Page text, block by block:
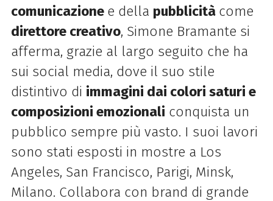
comunicazione e della pubblicità come
direttore creativo, Simone Bramante si
afferma, grazie al largo seguito che ha
sui social media, dove il suo stile
distintivo di immagini dai colori saturi e
composizioni emozionali conquista un
pubblico sempre più vasto. I suoi lavori
sono stati esposti in mostre a Los
Angeles, San Francisco, Parigi, Minsk,
Milano. Collabora con brand di grande